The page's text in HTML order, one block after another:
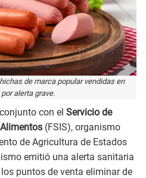
de marca popular vendidas en
alerta grave.
con el Servicio de
(FSIS), organismo
de Agricultura de Estados
emitió una alerta sanitaria
puntos de venta eliminar de